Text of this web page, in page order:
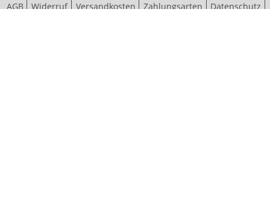
AGB Widerruf Versandkosten Zahlungsarten
Datenschutz